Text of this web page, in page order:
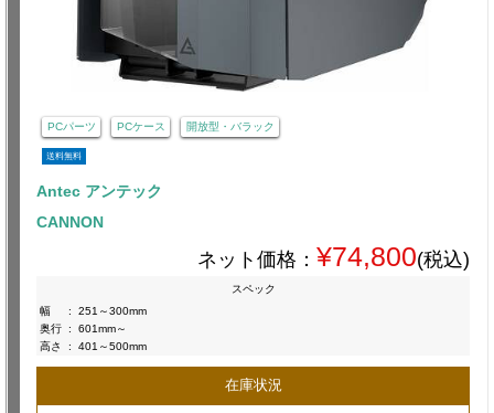
PCパーツ PCケース 開放型・バラック
送料無料
Antec アンテック
CANNON
ネット価格： ¥74,800(税込)
スペック
幅
:
251～300mm
奥行 :
601mm～
高さ
: 401～500mm
在庫状況